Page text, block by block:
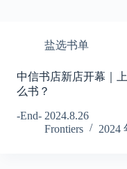
盐选书单
中信书店新店开幕｜
么书？
-End- 2024.8.26
Frontiers
2024